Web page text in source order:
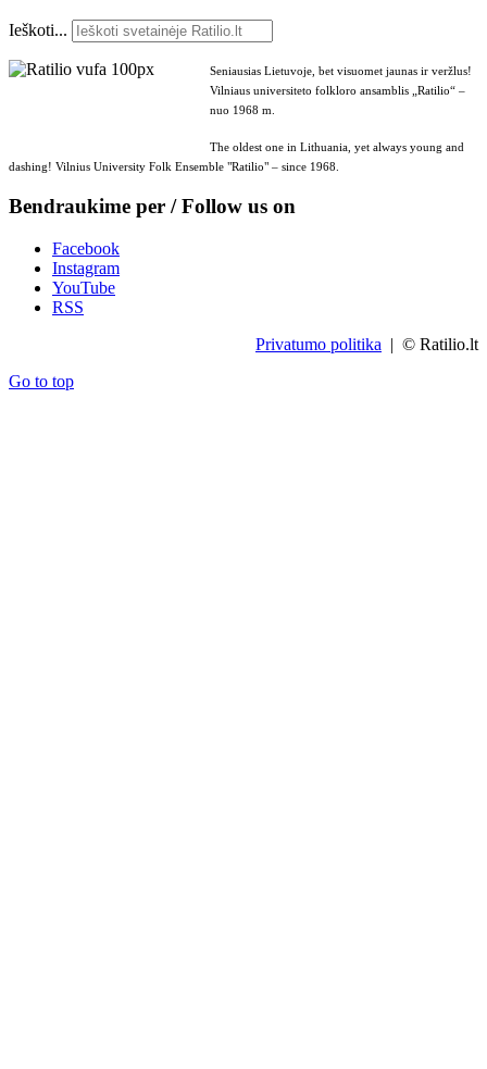
Ieškoti...
Seniausias Lietuvoje, bet visuomet jaunas ir veržlus!
Vilniaus universiteto folkloro ansamblis „Ratilio“ –
nuo 1968 m.
The oldest one in Lithuania, yet always young and
dashing! Vilnius University Folk Ensemble "Ratilio" – since 1968.
Bendraukime per / Follow us on
Facebook
Instagram
YouTube
RSS
Privatumo politika | © Ratilio.lt
Go to top